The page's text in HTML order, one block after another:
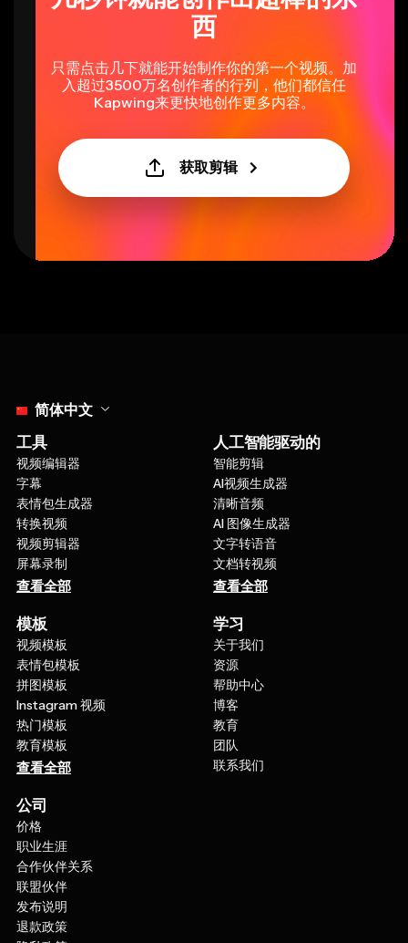
西
只需点击几下就能开始制作你的第一个视频。加
入超过3500万名创作者的行列，他们都信任
Kapwing来更快地创作更多内容。
获取剪辑
简体中文
工具
视频编辑器
字幕
表情包生成器
转换视频
视频剪辑器
屏幕录制
查看全部
人工智能驱动的
智能剪辑
AI视频生成器
清晰音频
AI 图像生成器
文字转语音
文档转视频
查看全部
模板
视频模板
表情包模板
拼图模板
Instagram 视频
热门模板
教育模板
查看全部
学习
关于我们
资源
帮助中心
博客
教育
团队
联系我们
公司
价格
职业生涯
合作伙伴关系
联盟伙伴
发布说明
退款政策